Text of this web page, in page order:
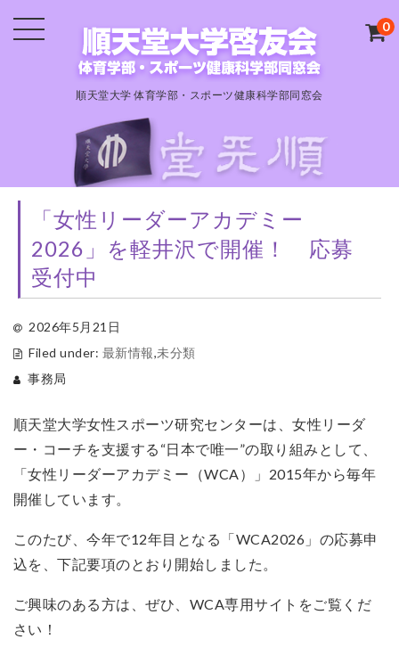
順天堂大学 体育学部・スポーツ健康科学部同窓会
0
「女性リーダーアカデミー
2026」を軽井沢で開催！ 応募
受付中
2026年5月21日
Filed under: 最新情報,未分類
事務局
順天堂大学女性スポーツ研究センターは、女性リーダ
ー・コーチを支援する“日本で唯一”の取り組みとして、
「女性リーダーアカデミー（WCA）」2015年から毎年
開催しています。
このたび、今年で12年目となる「WCA2026」の応募申
込を、下記要項のとおり開始しました。
ご興味のある方は、ぜひ、WCA専用サイトをご覧くだ
さい！